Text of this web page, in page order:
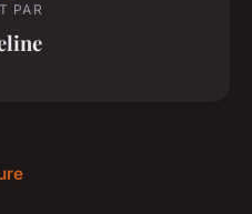
PAR